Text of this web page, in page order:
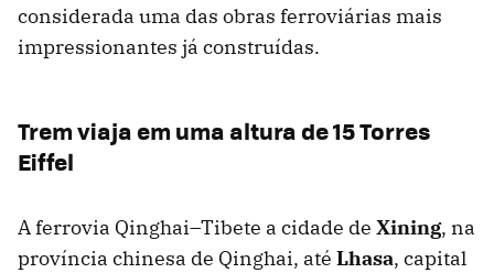
considerada uma das obras ferroviárias mais
impressionantes já construídas.
Trem viaja em uma altura de 15 Torres
Eiffel
A ferrovia Qinghai–Tibete a cidade de Xining, na
província chinesa de Qinghai, até Lhasa, capital